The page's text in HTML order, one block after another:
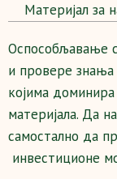
Maтеријал за
Оспособљавање
и провере знања
којима
материјала. Да
самостално да
инвестиционе